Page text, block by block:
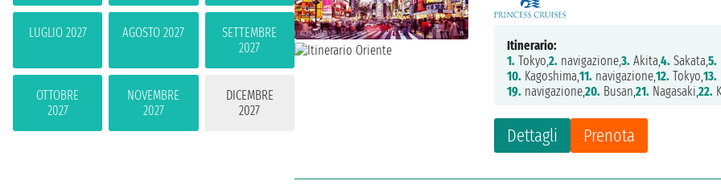
LUGLIO 2027 AGOSTO 2027
SETTEMBRE
2027
OTTOBRE
2027
NOVEMBRE
2027
DICEMBRE
2027
Dettagli Prenota
Itinerario:
1. Tokyo,2. navigazione,3. Akita,4. Sakata,5.
10. Kagoshima,11. navigazione,12. Tokyo,13.
19. navigazione,20. Busan,21. Nagasaki,22.